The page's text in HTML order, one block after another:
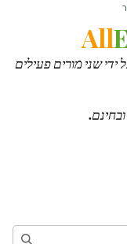
All
ידי שני מורים פעילים